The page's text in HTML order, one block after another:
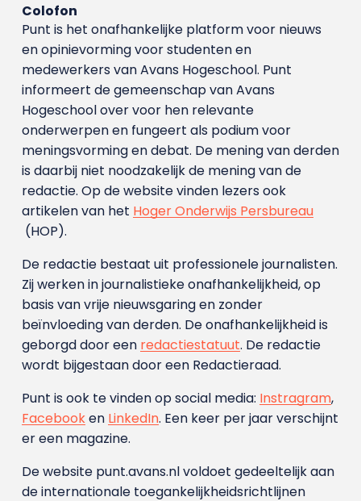
Colofon
Punt is het onafhankelijke platform voor nieuws
en opinievorming voor studenten en
medewerkers van Avans Hoge­school. Punt
informeert de gemeenschap van Avans
Hogeschool over voor hen relevante
onderwerpen en fungeert als podium voor
meningsvorming en debat. De mening van derden
is daarbij niet noodzakelijk de mening van de
redactie. Op de website vinden lezers ook
artikelen van het Hoger Onderwijs Persbureau
(HOP).
De redactie bestaat uit professionele journalisten.
Zij werken in journalistieke onafhankelijkheid, op
basis van vrije nieuwsgaring en zonder
beïnvloeding van derden. De onafhankelijkheid is
geborgd door een redactiestatuut. De redactie
wordt bijgestaan door een Redactieraad.
Punt is ook te vinden op social media: Instragram,
Facebooken LinkedIn. Een keer per jaar verschijnt
er een magazine.
De website punt.avans.nl voldoet gedeeltelijk aan
de internationale toegankelijkheidsrichtlijnen